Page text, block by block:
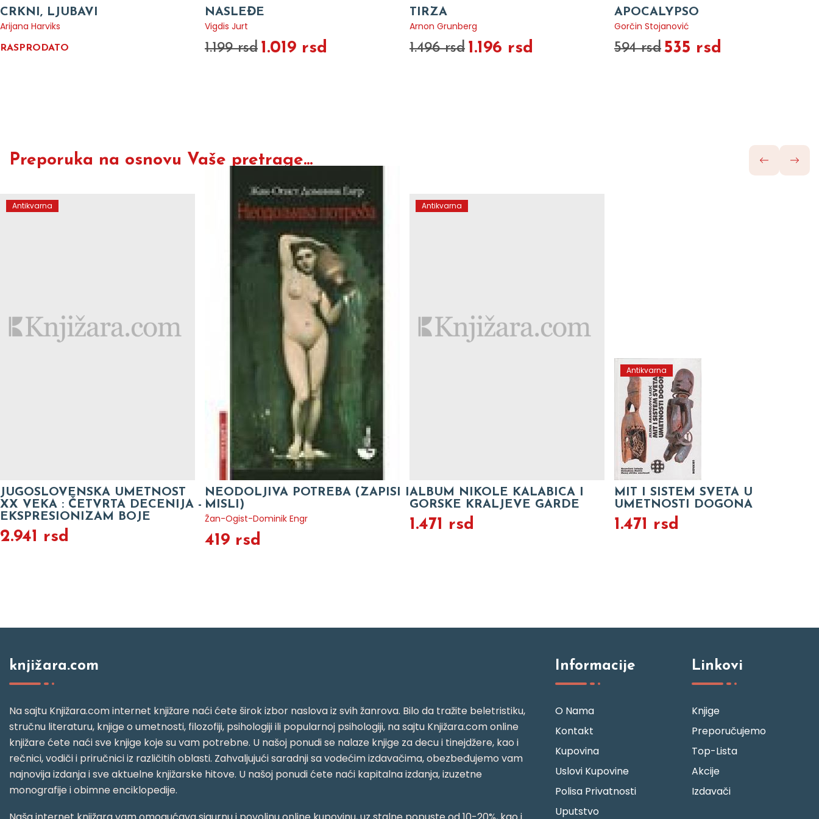
CRKNI, LJUBAVI
Arijana Harviks
RASPRODATO
NASLEĐE
Vigdis Jurt
1.199 rsd 1.019 rsd
TIRZA
Arnon Grunberg
1.496 rsd 1.196 rsd
APOCALYPSO
Gorčin Stojanović
594 rsd 535 rsd
Preporuka na osnovu Vaše pretrage...
Antikvarna
JUGOSLOVENSKA UMETNOST
XX VEKA : ČETVRTA DECENIJA -
EKSPRESIONIZAM BOJE
2.941 rsd
NEODOLJIVA POTREBA (ZAPISI I
MISLI)
Žan-Ogist-Dominik Engr
419 rsd
Antikvarna
ALBUM NIKOLE KALABICA I
GORSKE KRALJEVE GARDE
1.471 rsd
Antikvarna
MIT I SISTEM SVETA U
UMETNOSTI DOGONA
1.471 rsd
knjižara.com
Na sajtu Knjižara.com internet knjižare naći ćete širok izbor naslova iz svih žanrova. Bilo da tražite beletristiku,
stručnu literaturu, knjige o umetnosti, filozofiji, psihologiji ili popularnoj psihologiji, na sajtu Knjižara.com online
knjižare ćete naći sve knjige koje su vam potrebne. U našoj ponudi se nalaze knjige za decu i tinejdžere, kao i
rečnici, vodiči i priručnici iz različitih oblasti. Zahvaljujući saradnji sa vodećim izdavačima, obezbeđujemo vam
najnovija izdanja i sve aktuelne knjižarske hitove. U našoj ponudi ćete naći kapitalna izdanja, izuzetne
monografije i obimne enciklopedije.
Informacije
O Nama
Kontakt
Kupovina
Uslovi Kupovine
Polisa Privatnosti
Uputstvo
Linkovi
Knjige
Preporučujemo
Top-Lista
Akcije
Izdavači